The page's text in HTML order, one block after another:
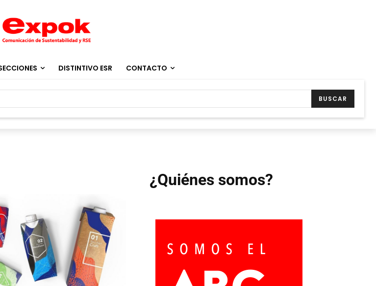
DISTINTIVO ESR CONTACTO
BUSCAR
¿Quiénes somos?